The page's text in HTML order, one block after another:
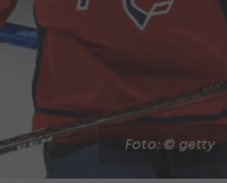
Foto: © getty